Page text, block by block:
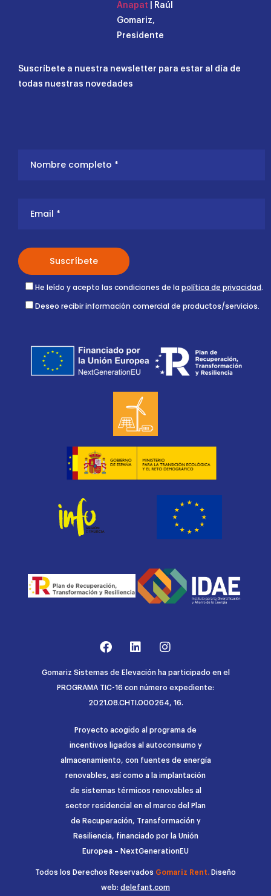
Anapat | Raúl
Gomariz,
Presidente
Suscríbete a nuestra newsletter para estar al día de
todas nuestras novedades
He leído y acepto las condiciones de la política de privacidad.
Deseo recibir información comercial de productos/servicios.
Gomariz Sistemas de Elevación ha participado en el
PROGRAMA TIC-16 con número expediente:
2021.08.CHTI.000264, 16.
Proyecto acogido al programa de
incentivos ligados al autoconsumo y
almacenamiento, con fuentes de energía
renovables, así como a la implantación
de sistemas térmicos renovables al
sector residencial en el marco del Plan
de Recuperación, Transformación y
Resiliencia, financiado por la Unión
Europea – NextGenerationEU
Todos los Derechos Reservados Gomariz Rent. Diseño
web: delefant.com